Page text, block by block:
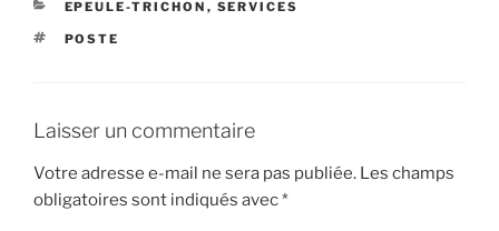
CATÉGORIES
EPEULE-TRICHON , SERVICES
ÉTIQUETTES
POSTE
Laisser un commentaire
Votre adresse e-mail ne sera pas publiée. Les champs
obligatoires sont indiqués avec*